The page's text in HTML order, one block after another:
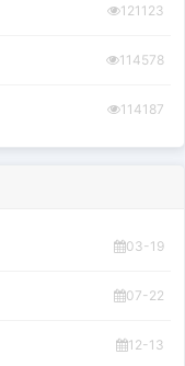
121123
114578
114187
03-19
07-22
12-13